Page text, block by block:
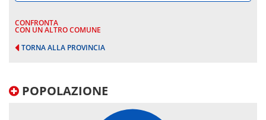
CONFRONTA
CON UN ALTRO COMUNE
TORNA ALLA PROVINCIA
POPOLAZIONE